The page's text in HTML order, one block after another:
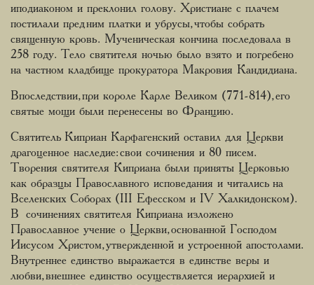
иподиаконом и преклонил голову. Христиане с плачем
постилали пред ним платки и убрусы, чтобы собрать
священную кровь. Мученическая кончина последовала в
258 году. Тело святителя ночью было взято и погребено
на частном кладбище прокуратора Макровия Кандидиана.
Впоследствии, при короле Карле Великом (771-814), его
святые мощи были перенесены во Францию.
Святитель Киприан Карфагенский оставил для Церкви
драгоценное наследие: свои сочинения и 80 писем.
Творения святителя Киприана были приняты Церковью
как образцы Православного исповедания и читались на
Вселенских Соборах (III Ефесском и IV Халкидонском).
В сочинениях святителя Киприана изложено
Православное учение о Церкви, основанной Господом
Иисусом Христом, утвержденной и устроенной апостолами.
Внутреннее единство выражается в единстве веры и
любви, внешнее единство осуществляется иерархией и